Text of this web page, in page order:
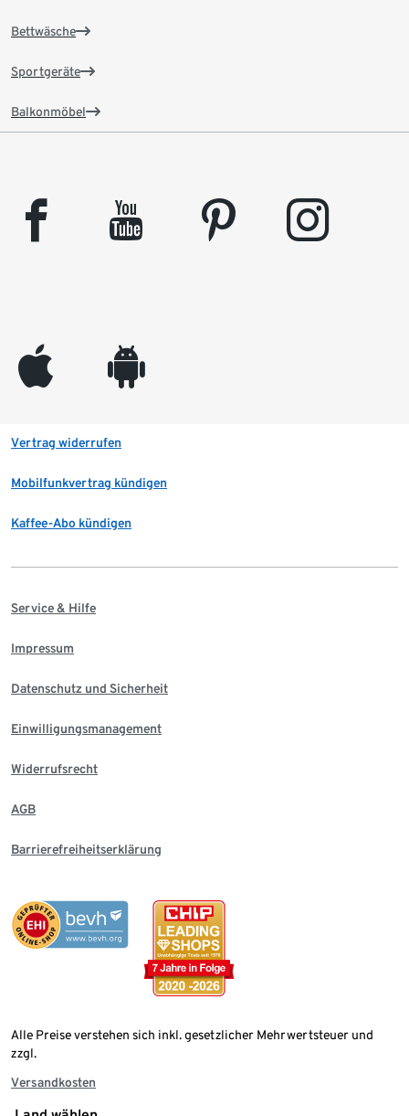
Bettwäsche
Sportgeräte
Balkonmöbel
facebook youtube pinterest instagram
appleinc android
Vertrag widerrufen
Mobilfunkvertrag kündigen
Kaffee-Abo kündigen
Service & Hilfe
Impressum
Datenschutz und Sicherheit
Einwilligungsmanagement
Widerrufsrecht
AGB
Barrierefreiheitserklärung
Alle Preise verstehen sich inkl. gesetzlicher Mehrwertsteuer und
zzgl.
Versandkosten